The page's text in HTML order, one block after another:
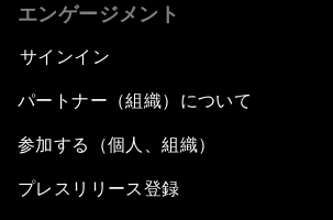
エンゲージメント
サインイン
パートナー（組織）について
参加する（個人、組織）
プレスリリース登録